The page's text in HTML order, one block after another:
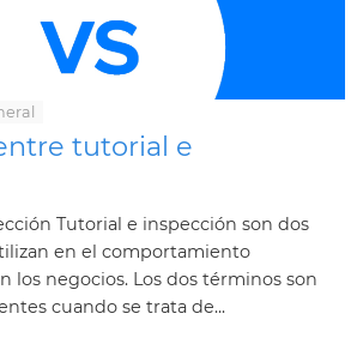
tutorial e
Tutorial e inspección son dos
en el comportamiento
los negocios. Los dos términos son
cuando se trata de...